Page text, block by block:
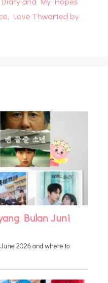
Love Thwarted by